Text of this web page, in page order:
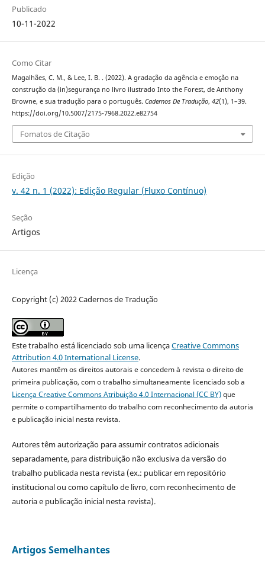
Publicado
10-11-2022
Como Citar
Magalhães, C. M., & Lee, I. B. . (2022). A gradação da agência e emoção na
construção da (in)segurança no livro ilustrado Into the Forest, de Anthony
Browne, e sua tradução para o português. Cadernos De Tradução, 42(1), 1–39.
https://doi.org/10.5007/2175-7968.2022.e82754
Fomatos de Citação
Edição
v. 42 n. 1 (2022): Edição Regular (Fluxo Contínuo)
Seção
Artigos
Licença
Copyright (c) 2022 Cadernos de Tradução
Este trabalho está licenciado sob uma licençaCreative Commons
Attribution 4.0 International License.
Autores mantêm os direitos autorais e concedem à revista o direito de
primeira publicação, com o trabalho simultaneamente licenciado sob a
Licença Creative Commons Atribuição 4.0 Internacional (CC BY)que
permite o compartilhamento do trabalho com reconhecimento da autoria
e publicação inicial nesta revista.
Autores têm autorização para assumir contratos adicionais
separadamente, para distribuição não exclusiva da versão do
trabalho publicada nesta revista (ex.: publicar em repositório
institucional ou como capítulo de livro, com reconhecimento de
autoria e publicação inicial nesta revista).
Artigos Semelhantes